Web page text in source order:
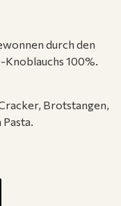
durch den
Knoblauchs 100%.
Brotstangen,